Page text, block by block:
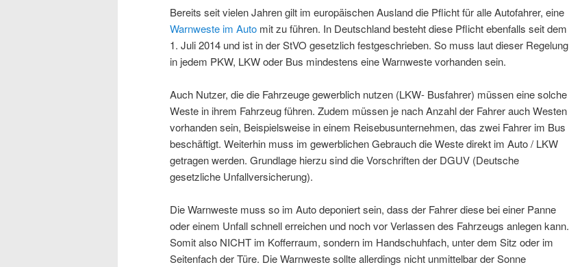
Bereits seit vielen Jahren gilt im europäischen Ausland die Pflicht für alle Autofahrer, eine
Warnweste im Auto mit zu führen. In Deutschland besteht diese Pflicht ebenfalls seit dem
1. Juli 2014 und ist in der StVO gesetzlich festgeschrieben. So muss laut dieser Regelung
in jedem PKW, LKW oder Bus mindestens eine Warnweste vorhanden sein.
Auch Nutzer, die die Fahrzeuge gewerblich nutzen (LKW- Busfahrer) müssen eine solche
Weste in ihrem Fahrzeug führen. Zudem müssen je nach Anzahl der Fahrer auch Westen
vorhanden sein, Beispielsweise in einem Reisebusunternehmen, das zwei Fahrer im Bus
beschäftigt. Weiterhin muss im gewerblichen Gebrauch die Weste direkt im Auto / LKW
getragen werden. Grundlage hierzu sind die Vorschriften der DGUV (Deutsche
gesetzliche Unfallversicherung).
Die Warnweste muss so im Auto deponiert sein, dass der Fahrer diese bei einer Panne
oder einem Unfall schnell erreichen und noch vor Verlassen des Fahrzeugs anlegen kann.
Somit also NICHT im Kofferraum, sondern im Handschuhfach, unter dem Sitz oder im
Seitenfach der Türe. Die Warnweste sollte allerdings nicht unmittelbar der Sonne